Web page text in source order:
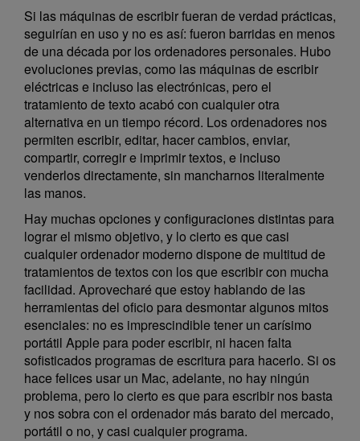
Si las máquinas de escribir fueran de verdad prácticas,
seguirían en uso y no es así: fueron barridas en menos
de una década por los ordenadores personales. Hubo
evoluciones previas, como las máquinas de escribir
eléctricas e incluso las electrónicas, pero el
tratamiento de texto acabó con cualquier otra
alternativa en un tiempo récord. Los ordenadores nos
permiten escribir, editar, hacer cambios, enviar,
compartir, corregir e imprimir textos, e incluso
venderlos directamente, sin mancharnos literalmente
las manos.
Hay muchas opciones y configuraciones distintas para
lograr el mismo objetivo, y lo cierto es que casi
cualquier ordenador moderno dispone de multitud de
tratamientos de textos con los que escribir con mucha
facilidad. Aprovecharé que estoy hablando de las
herramientas del oficio para desmontar algunos mitos
esenciales: no es imprescindible tener un carísimo
portátil Apple para poder escribir, ni hacen falta
sofisticados programas de escritura para hacerlo. Si os
hace felices usar un Mac, adelante, no hay ningún
problema, pero lo cierto es que para escribir nos basta
y nos sobra con el ordenador más barato del mercado,
portátil o no, y casi cualquier programa.